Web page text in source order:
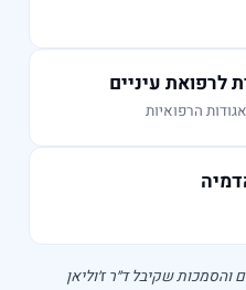
עיניים
שקיבל ד״ר ז׳וליאן